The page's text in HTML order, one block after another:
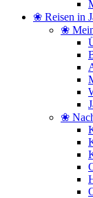
❀ Reisen in
❀
❀